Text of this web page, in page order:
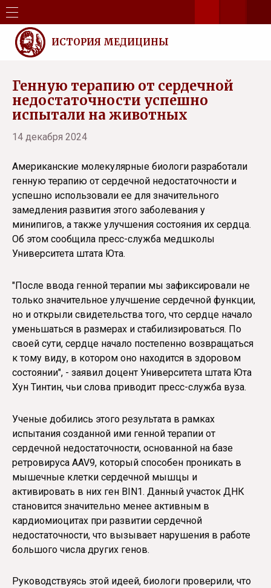
ИСТОРИЯ МЕДИЦИНЫ
Генную терапию от сердечной
недостаточности успешно
испытали на животных
14 декабря 2024
Американские молекулярные биологи разработали
генную терапию от сердечной недостаточности и
успешно использовали ее для значительного
замедления развития этого заболевания у
минипигов, а также улучшения состояния их сердца.
Об этом сообщила пресс-служба медшколы
Университета штата Юта.
"После ввода генной терапии мы зафиксировали не
только значительное улучшение сердечной функции,
но и открыли свидетельства того, что сердце начало
уменьшаться в размерах и стабилизироваться. По
своей сути, сердце начало постепенно возвращаться
к тому виду, в котором оно находится в здоровом
состоянии", - заявил доцент Университета штата Юта
Хун Тинтин, чьи слова приводит пресс-служба вуза.
Ученые добились этого результата в рамках
испытания созданной ими генной терапии от
сердечной недостаточности, основанной на базе
ретровируса AAV9, который способен проникать в
мышечные клетки сердечной мышцы и
активировать в них ген BIN1. Данный участок ДНК
становится значительно менее активным в
кардиомиоцитах при развитии сердечной
недостаточности, что вызывает нарушения в работе
большого числа других генов.
Руководствуясь этой идеей, биологи проверили, что